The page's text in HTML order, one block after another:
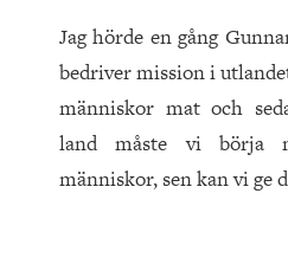
Jag hörde en gång
bedriver mission i
människor mat och
land måste vi börja
människor, sen kan vi ge